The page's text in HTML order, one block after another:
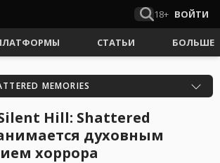
18+ ВОЙТИ
СТАТЬИ БОЛЬШЕ
MEMORIES
Hill: Shattered
духовным
хоррора